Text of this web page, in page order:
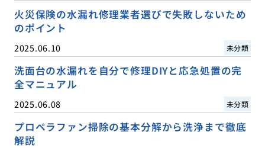
火災保険の水漏れ修理業者選びで失敗しないため
のポイント
2025.06.10 未分類
洗面台の水漏れを自分で修理DIYと応急処置の完
全マニュアル
2025.06.08 未分類
プロペラファン掃除の基本分解から洗浄まで徹底
解説